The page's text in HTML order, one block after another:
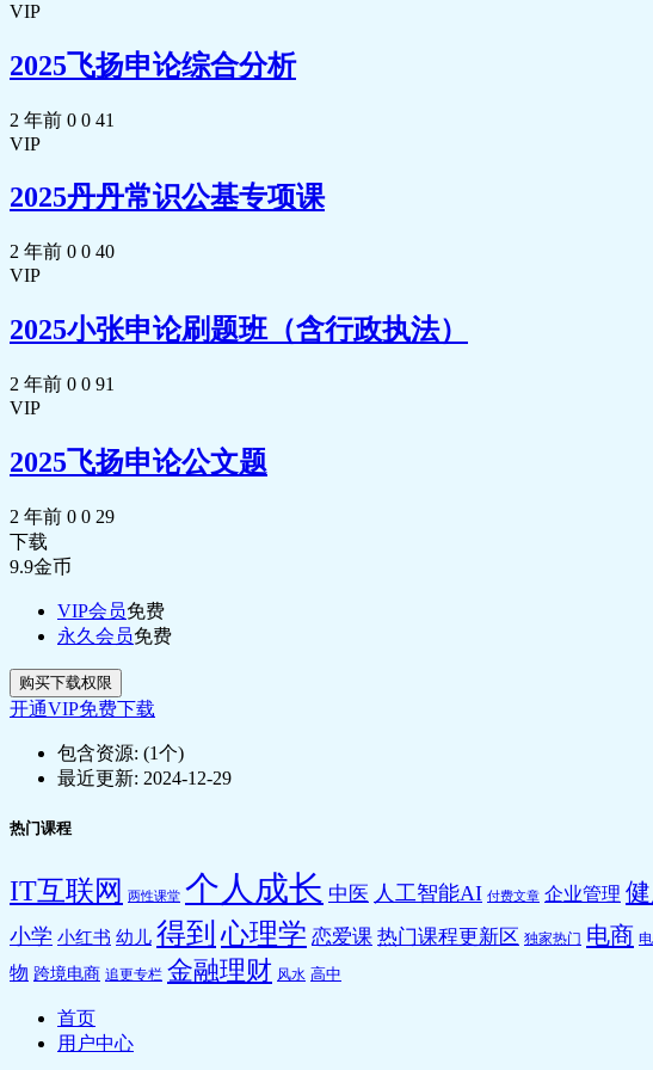
VIP
2025飞扬申论综合分析
2 年前 0 0 41
VIP
2025丹丹常识公基专项课
2 年前 0 0 40
VIP
2025小张申论刷题班（含行政执法）
2 年前 0 0 91
VIP
2025飞扬申论公文题
2 年前 0 0 29
下载
9.9金币
VIP会员免费
永久会员免费
购买下载权限
开通VIP免费下载
包含资源: (1个)
最近更新: 2024-12-29
热门课程
IT互联网 两性课堂 个人成长 中医 人工智能AI 付费文章 企业管理
小学 小红书 幼儿 得到 心理学 恋爱课 热门课程更新区 独家热门 电商
物 跨境电商 追更专栏 金融理财 风水 高中
首页
用户中心